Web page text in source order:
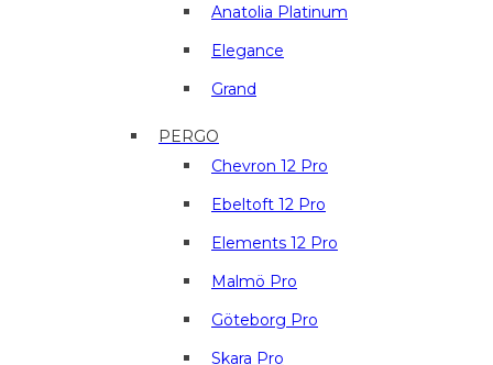
Anatolia Platinum
Elegance
Grand
PERGO
Chevron 12 Pro
Ebeltoft 12 Pro
Elements 12 Pro
Malmö Pro
Göteborg Pro
Skara Pro